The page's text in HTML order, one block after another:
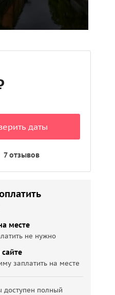
даты
7 отзывов
месте
не нужно
заплатить на месте
доступен полный